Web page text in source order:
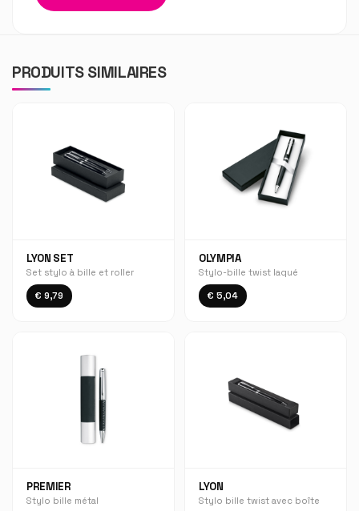
PRODUITS SIMILAIRES
LYON SET
Set stylo à bille et roller
€ 9,79
OLYMPIA
Stylo-bille twist laqué
€ 5,04
PREMIER
Stylo bille métal
LYON
Stylo bille twist avec boîte